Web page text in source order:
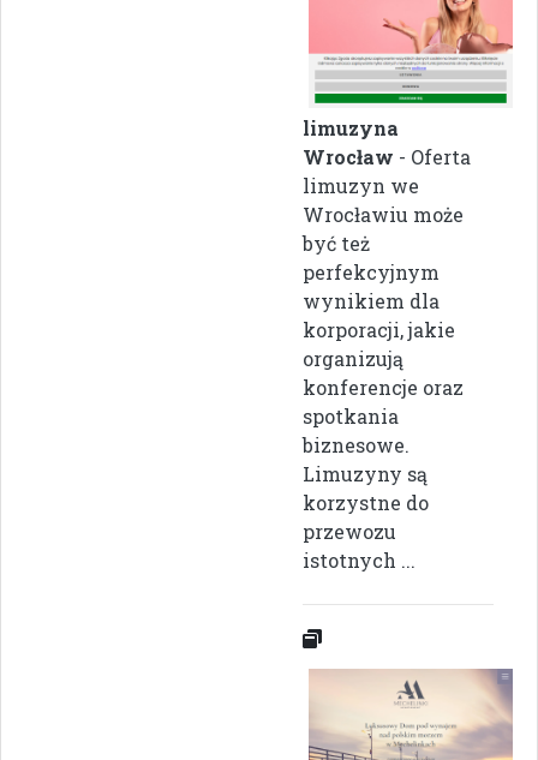
limuzyna
Wrocław - Oferta
limuzyn we
Wrocławiu może
być też
perfekcyjnym
wynikiem dla
korporacji, jakie
organizują
konferencje oraz
spotkania
biznesowe.
Limuzyny są
korzystne do
przewozu
istotnych ...